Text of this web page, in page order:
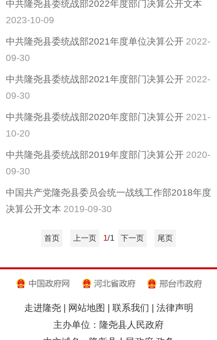
助企纾困
养老服务
中共隆尧县委统战部2022年度部门决算公开文本
2023-10-09
中共隆尧县委统战部2021年度单位决算公开 2022-
09-30
中共隆尧县委统战部2021年度部门决算公开 2022-
09-30
中共隆尧县委统战部2020年度部门决算公开 2021-
10-20
中共隆尧县委统战部2019年度部门决算公开 2020-
09-30
中国共产党隆尧县委员会统一战线工作部2018年度
决算公开文本 2019-09-30
首页 上一页 1/1 下一页 尾页
走进隆尧| 网站地图 联系我们
法律声明
主办单位：隆尧县人民政府